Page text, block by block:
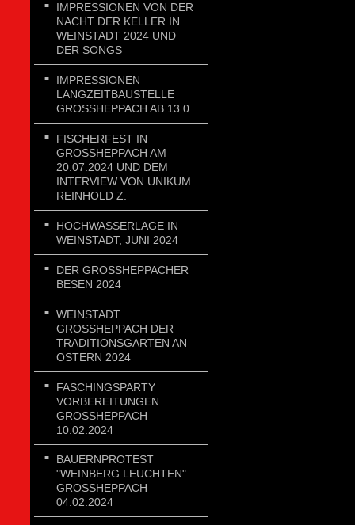
IMPRESSIONEN VON DER
NACHT DER KELLER IN
WEINSTADT 2024 UND
DER SONGS
IMPRESSIONEN
LANGZEITBAUSTELLE
GROSSHEPPACH AB 13.0
FISCHERFEST IN
GROSSHEPPACH AM 2
0.07.2024 UND DEM I
NTERVIEW VON UNIKUM R
EINHOLD Z.
HOCHWASSERLAGE IN
WEINSTADT, JUNI 2024
DER GROSSHEPPACHER B
ESEN 2024
WEINSTADT
GROSSHEPPACH DER T
RADITIONSGARTEN AN O
STERN 2024
FASCHINGSPARTY
VORBEREITUNGEN
GROSSHEPPACH 1
0.02.2024
BAUERNPROTEST
"WEINBERG LEUCHTEN"
GROSSHEPPACH 0
4.02.2024